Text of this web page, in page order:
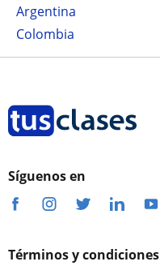
Argentina
Colombia
Síguenos en
Términos y condiciones